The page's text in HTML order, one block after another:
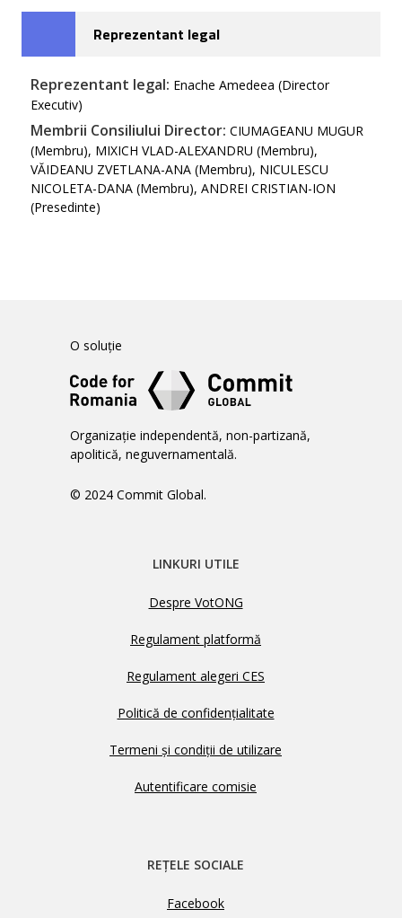
Reprezentant legal
Reprezentant legal: Enache Amedeea (Director
Executiv)
Membrii Consiliului Director: CIUMAGEANU MUGUR
(Membru), MIXICH VLAD-ALEXANDRU (Membru),
VĂIDEANU ZVETLANA-ANA (Membru), NICULESCU
NICOLETA-DANA (Membru), ANDREI CRISTIAN-ION
(Presedinte)
O soluție
Organizație independentă, non-partizană,
apolitică, neguvernamentală.
© 2024 Commit Global.
LINKURI UTILE
Despre VotONG
Regulament platformă
Regulament alegeri CES
Politică de confidențialitate
Termeni și condiții de utilizare
Autentificare comisie
REȚELE SOCIALE
Facebook